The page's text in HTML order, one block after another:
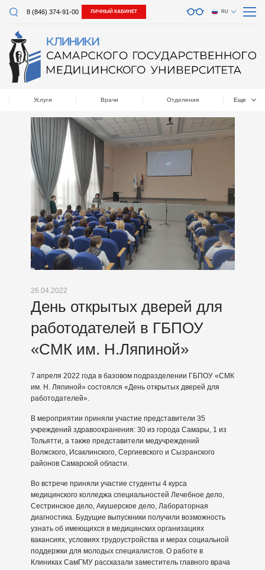
8 (846) 374-91-00 ЛИЧНЫЙ КАБИНЕТ RU
Услуги Врачи Отделения Еще
26.04.2022
День открытых дверей для
работодателей в ГБПОУ
«СМК им. Н.Ляпиной»
7 апреля 2022 года в базовом подразделении ГБПОУ «СМК
им. Н. Ляпиной» состоялся «День открытых дверей для
работодателей».
В мероприятии приняли участие представители 35
учреждений здравоохранения: 30 из города Самары, 1 из
Тольятти, а также представители медучреждений
Волжского, Исаклинского, Сергиевского и Сызранского
районов Самарской области.
Во встрече приняли участие студенты 4 курса
медицинского колледжа специальностей Лечебное дело,
Сестринское дело, Акушерское дело, Лабораторная
диагностика. Будущие выпускники получили возможность
узнать об имеющихся в медицинских организациях
вакансиях, условиях трудоустройства и мерах социальной
поддержки для молодых специалистов. О работе в
Клиниках СамГМУ рассказали заместитель главного врача